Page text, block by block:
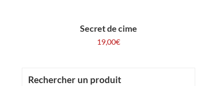
Secret de cime
19,00€
Rechercher un produit